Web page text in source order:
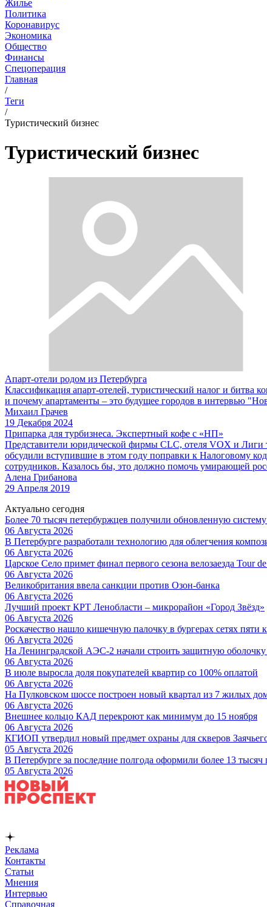
Жилье
Политика
Коронавирус
Экономика
Общество
Финансы
Спецоперация
Главная
/
Теги
/
Туристический бизнес
Туристический бизнес
Апарт-отели родом из Петербурга
Классификация апарт-отелей, туристический налог и битва
и почему апартаменты – это будущее городов в интервью
Михаил Грачев
19 Декабря 2024
Припарка для турбизнеса. Экспертный кофе с «НП»
Представители юридической фирмы CLC, отеля VOX и Лиги
обсудили вступившие в этом году поправки к Налоговому
сотрудников. Казалось бы, это должно помочь умирающей
Алена Грибанова
29 Апреля 2019
Актуально сегодня
Более 70 тысяч петербуржцев получили обновленную
06 Августа 2026
В Петербурге разработали технологию для облегчения
06 Августа 2026
Царское Село примет финал первого сезона велозаезда Tour
06 Августа 2026
Великобритания ввела санкции против Озон-банка
06 Августа 2026
Лучший проект КРТ Ленобласти – микрорайон «Город Звёзд»
06 Августа 2026
Роскачество нашло кишечную палочку в бургерах сетях пяти
06 Августа 2026
На Ленинградской АЭС-2 начали строить защитную оболочку
06 Августа 2026
В июле выросла доля покупателей квартир со 100% оплатой
06 Августа 2026
На Пулковском шоссе построен новый квартал из 7 жилых
06 Августа 2026
Внешнее кольцо КАД перекроют как минимум до 15 ноября
06 Августа 2026
КГИОП утвердил новый предмет охраны для скверов
05 Августа 2026
В Петербурге за последние полгода оформили более 13 тысяч
05 Августа 2026
Реклама
Контакты
Статьи
Мнения
Интервью
Справочная